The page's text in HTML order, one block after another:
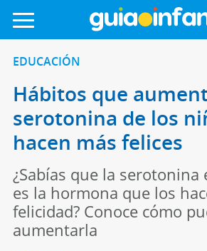
EDUCACIÓN
Hábitos que
serotonina de los
hacen más felices
¿Sabías que la serotonina
es la hormona que los
felicidad? Conoce cómo
aumentarla